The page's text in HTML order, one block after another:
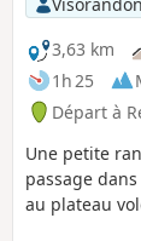
3,63 km
1h 25
Départ à
Une petite
passage
au plateau